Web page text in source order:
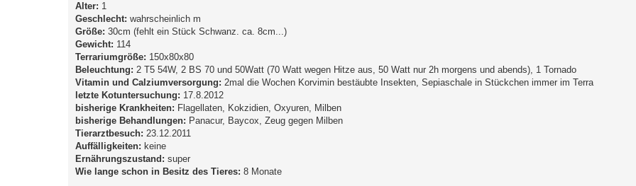
g
Alter: 1
Geschlecht: wahrscheinlich m
Größe: 30cm (fehlt ein Stück Schwanz. ca. 8cm...)
Gewicht: 114
Terrariumgröße: 150x80x80
Beleuchtung: 2 T5 54W, 2 BS 70 und 50Watt (70 Watt wegen Hitze aus, 50 Watt nur 2h morgens und abends), 1 Tornado
Vitamin und Calziumversorgung: 2mal die Wochen Korvimin bestäubte Insekten, Sepiaschale in Stückchen immer im Terra
letzte Kotuntersuchung: 17.8.2012
bisherige Krankheiten: Flagellaten, Kokzidien, Oxyuren, Milben
bisherige Behandlungen: Panacur, Baycox, Zeug gegen Milben
Tierarztbesuch: 23.12.2011
Auffälligkeiten: keine
Ernährungszustand: super
Wie lange schon in Besitz des Tieres: 8 Monate